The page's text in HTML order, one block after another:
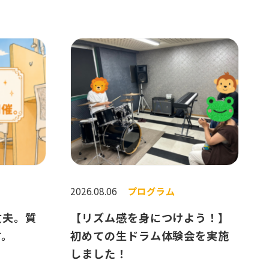
。質
2026.08.06 プログラム
【リズム感を身につけよう！】
初めての生ドラム体験会を実施
しました！